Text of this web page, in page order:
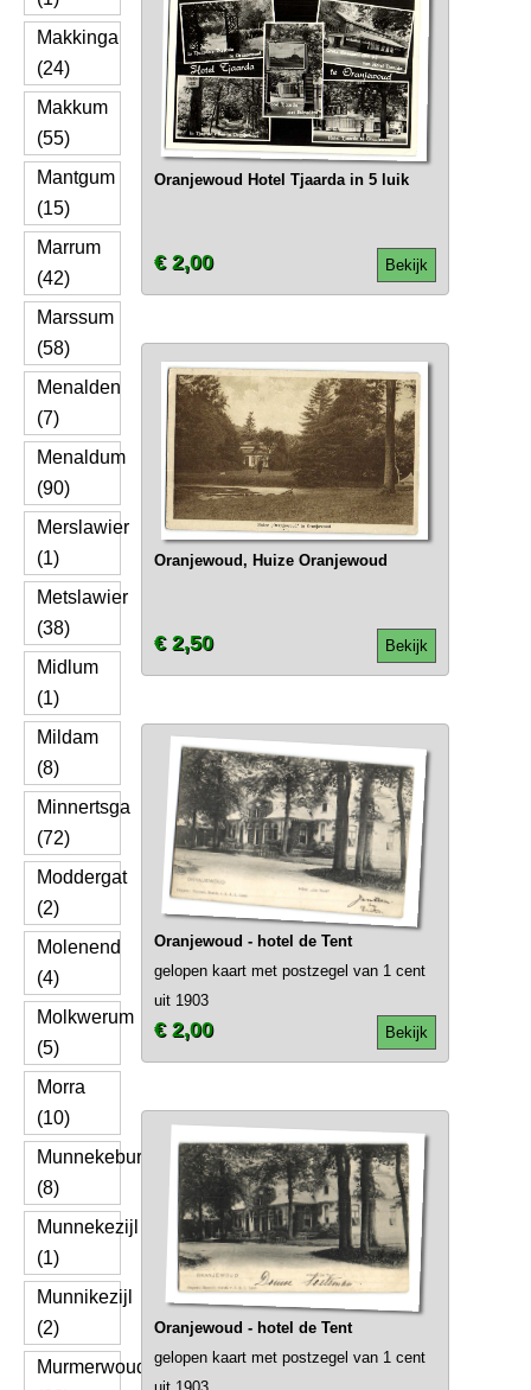
Makkinga
(24)
Makkum
(55)
Mantgum
(15)
Marrum
(42)
Marssum
(58)
Menalden
(7)
Menaldum
(90)
Merslawier
(1)
Metslawier
(38)
Midlum
(1)
Mildam
(8)
Minnertsga
(72)
Moddergat
(2)
Molenend
(4)
Molkwerum
(5)
Morra
(10)
Munnekeburen
(8)
Munnekezijl
(1)
Munnikezijl
(2)
Murmerwoude
Oranjewoud Hotel Tjaarda in 5 luik
Bekijk
€ 2,00
Oranjewoud, Huize Oranjewoud
Bekijk
€ 2,50
Oranjewoud - hotel de Tent
gelopen kaart met postzegel van 1 cent
uit 1903
Bekijk
€ 2,00
Oranjewoud - hotel de Tent
gelopen kaart met postzegel van 1 cent